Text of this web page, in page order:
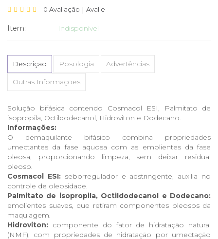
0 Avaliação Avalie
Item: Indisponível
Descrição Posologia Advertências
Outras Informações
Solução bifásica contendo Cosmacol ESI, Palmitato de
isopropila, Octildodecanol, Hidroviton e Dodecano.
Informações:
O demaquilante bifásico combina propriedades
umectantes da fase aquosa com as emolientes da fase
oleosa, proporcionando limpeza, sem deixar residual
oleoso.
Cosmacol ESI:seborregulador e adstringente, auxilia no
controle de oleosidade.
Palmitato de isopropila, Octildodecanol e Dodecano:
emolientes suaves, que retiram componentes oleosos da
maquiagem.
Hidroviton: componente do fator de hidratação natural
(NMF), com propriedades de hidratação por umectação